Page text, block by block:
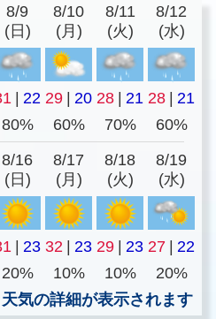
8/9
(日)
8/10
(月)
8/11
(火)
8/12
(水)
| 22 29 | 20 28 | 21 28 | 21
80% 60% 70% 60%
8/16
(日)
8/17
(月)
8/18
(火)
8/19
(水)
| 23 32 | 23 29 | 23 27 | 22
20% 10% 10%
20%
気の詳細が表示されます